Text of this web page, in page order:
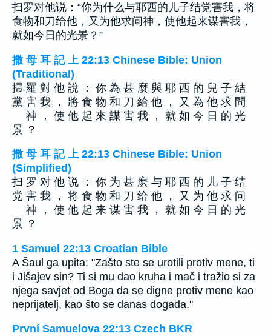
扫罗对他说：“你为什么与耶西的儿子结党害我，将
食物和刀给他，又为他求问神，使他起来谋害我，
就如今日的光景？”
撒 母 耳 記 上 22:13 Chinese Bible: Union
(Traditional)
掃 羅 對 他 說 ： 你 為 甚 麼 與 耶 西 的 兒 子 結
黨 害 我 ， 將 食 物 和 刀 給 他 ， 又 為 他 求 問
神 ， 使 他 起 來 謀 害 我 ， 就 如 今 日 的 光
景 ？
撒 母 耳 記 上 22:13 Chinese Bible: Union
(Simplified)
扫 罗 对 他 说 ： 你 为 甚 麽 与 耶 西 的 儿 子 结
党 害 我 ， 将 食 物 和 刀 给 他 ， 又 为 他 求 问
神 ， 使 他 起 来 谋 害 我 ， 就 如 今 日 的 光
景 ？
1 Samuel 22:13 Croatian Bible
A Šaul ga upita: "Zašto ste se urotili protiv mene, ti
i Jišajev sin? Ti si mu dao kruha i mač i tražio si za
njega savjet od Boga da se digne protiv mene kao
neprijatelj, kao što se danas događa."
První Samuelova 22:13 Czech BKR